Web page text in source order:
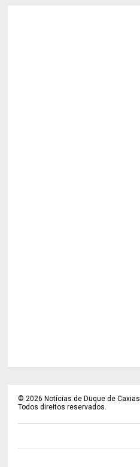
©2026 Notícias de Duque de Caxias
Todos direitos reservados.